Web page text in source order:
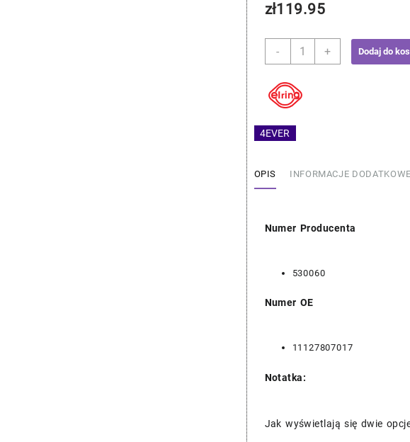
4EVER
zł119.95
-
ilość
Uszczelek
Pokrywy
-
+ Dodaj do
OPIS INFORMACJE DODATKOWE
Numer Producenta
530060
Numer OE
11127807017
Notatka:
Jak wyświetlają się dwie